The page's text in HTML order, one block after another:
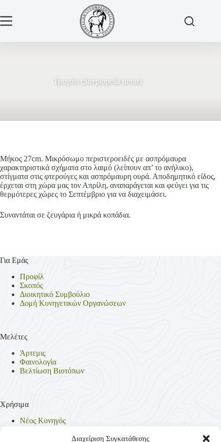
Διαχείριση Συγκατάθεσης
περιεχόμενο
Τρυγόνι (Streptopelia turtur)
Μήκος 27cm. Μικρόσωμο περιστεροειδές με ασπρόμαυρα
χαρακτηριστικά σχήματα στο λαιμό (λείπουν απ’ το ανήλικο),
στίγματα στις φτερούγες και ασπρόμαυρη ουρά. Αποδημητικό είδος,
έρχεται στη χώρα μας τον Απρίλη, αναπαράγεται και φεύγει για τις
θερμότερες χώρες το Σεπτέμβριο για να διαχειμάσει.
Συναντάται σε ζευγάρια ή μικρά κοπάδια.
Για Εμάς
Προφίλ
Σκοπός
Διοικητικό Συμβούλιο
Δομή Κυνηγετικών Οργανώσεων
Μελέτες
Άρτεμις
Φαινολογία
Βελτίωση Βιοτόπων
Χρήσιμα
Νέος Κυνηγός